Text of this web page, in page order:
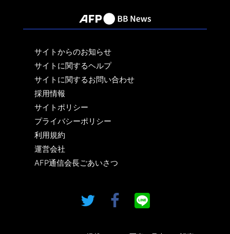
サイトからのお知らせ
サイトに関するヘルプ
サイトに関するお問い合わせ
採用情報
サイトポリシー
プライバシーポリシー
利用規約
運営会社
AFP通信会長ごあいさつ